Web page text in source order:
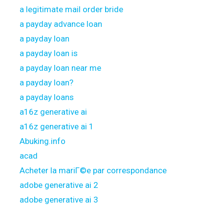
a legitimate mail order bride
a payday advance loan
a payday loan
a payday loan is
a payday loan near me
a payday loan?
a payday loans
a16z generative ai
a16z generative ai 1
Abuking.info
acad
Acheter la mariГ©e par correspondance
adobe generative ai 2
adobe generative ai 3